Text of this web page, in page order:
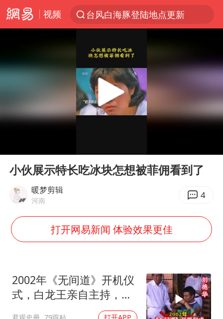
视频
台风白海豚登陆地点更新
台风白海豚进入48小时警戒线
佛得角门将亮相智利俱乐部主场
中方回应是否在太平洋海底开采稀土
看守所辅警收受10万获刑1年
五粮液渠道价一箱上涨近百元
法国将禁止“未经同意的电话营销”
中国养老床位“三连降”
多地要求领导干部带头休假
Play
小伙展示特长吃冰块怎想被菲佣看到了
暖梦剪辑
河南 4
打开网易新闻 体验效果更佳
2002年《无间道》开机仪
式，白龙王亲自主持，预